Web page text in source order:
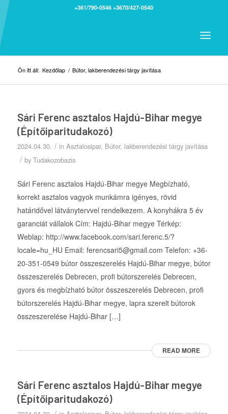
+361/790-0546 +3670/427-0540
Ön itt áll: Kezdőlap / Bútor, lakberendezési tárgy javítása
Sári Ferenc asztalos Hajdú-Bihar megye
(Építőiparitudakozó)
2024.04.30. / in Asztalosipar, Bútor, lakberendezési tárgy javítása
/ by Tudakozobazis
Sári Ferenc asztalos Hajdú-Bihar megye Megbízható,
korrekt asztalos vagyok munkámra igényes, rövid
határidővel látványtervvel rendelkezem. A konyhákra 5 év
garanciát vállalok Cím: Hajdú-Bihar megye Térkép:
Weblap: http://www.facebook.com/sari.ferenc.5/?
locale=hu_HU Email: ferencsari5@gmail.com Telefon: +36-
20-351-0549 bútor összeszerelés Hajdú-Bihar megye, bútor
összeszerelés Debrecen, profi bútorszerelés Debrecen,
gyors és megbízható bútor összeszerelés Debrecen, profi
bútorszerelés Hajdú-Bihar megye, lapra szerelt bútorok
összeszerelése Hajdú-Bihar […]
READ MORE
Sári Ferenc asztalos Hajdú-Bihar megye
(Építőiparitudakozó)